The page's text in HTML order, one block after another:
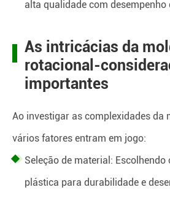
alta qualidade com desempenho
As intricácias da
rotacional-
importantes
Ao investigar as complexidades da
vários fatores entram em jogo:
Seleção de material:
plástica para durabilidade e